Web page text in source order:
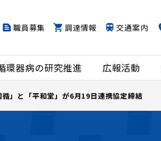
環器病の研究推進 広報活動
職員募集 調達情報 交通案内
循」と「平和堂」が6月19日連携協定締結